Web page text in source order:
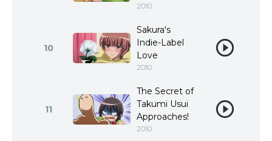
2010
10
Sakura's
Indie-Label
Love
2010
11
The Secret of
Takumi Usui
Approaches!
2010